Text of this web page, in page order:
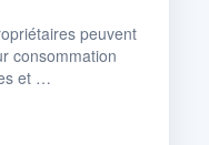
peuvent
consommation
et …